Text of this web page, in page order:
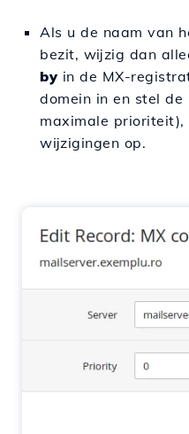
Als u de naam van
bezit, wijzig dan
by in de MX-
domein in en stel
maximale prioriteit),
wijzigingen op.